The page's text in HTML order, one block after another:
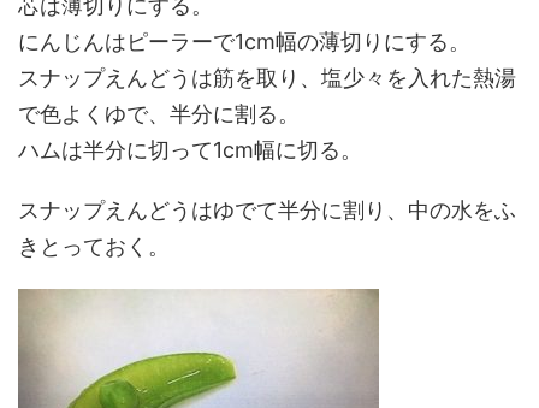
芯は薄切りにする。
にんじんはピーラーで1cm幅の薄切りにする。
スナップえんどうは筋を取り、塩少々を入れた熱湯
で色よくゆで、半分に割る。
ハムは半分に切って1cm幅に切る。
スナップえんどうはゆでて半分に割り、中の水をふ
きとっておく。